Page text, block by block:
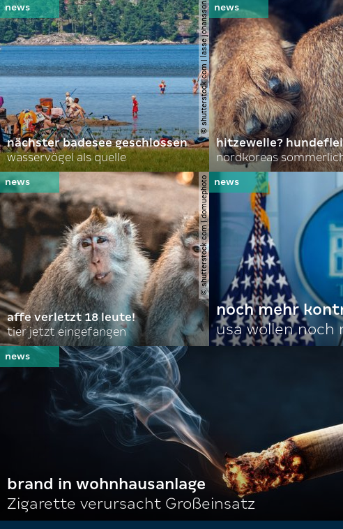
© shutterstock.com | lasse johansson
nächster badesee geschlossen
wasservögel als quelle
hitzewelle?
© shutterstock.com | domuephoto
affe verletzt 18 leute!
tier jetzt eingefangen
noch mehr
usa wollen noch
brand in wohnhausanlage
Zigarette verursacht Großeinsatz